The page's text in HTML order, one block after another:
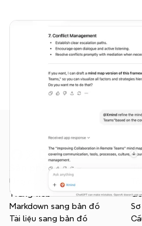
Sản phẩm
Ứng dụng
Trang web
Markdown sang bản đồ
Tài liệu sang bản đồ